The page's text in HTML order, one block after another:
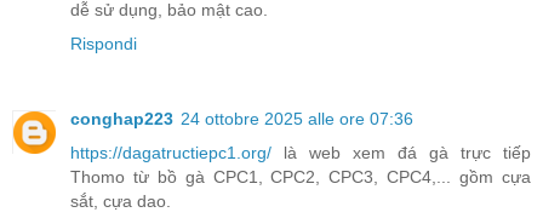
dễ sử dụng, bảo mật cao.
Rispondi
conghap223 24 ottobre 2025 alle ore 07:36
https://dagatructiepc1.org/ là web xem đá gà trực tiếp
Thomo từ bồ gà CPC1, CPC2, CPC3, CPC4,... gồm cựa
sắt, cựa dao.